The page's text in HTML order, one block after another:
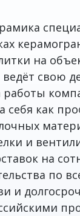
на
свою
работы
себя как
и
на
по
и